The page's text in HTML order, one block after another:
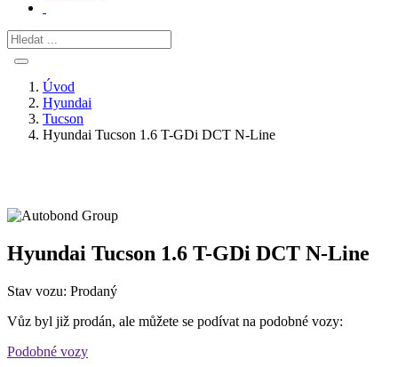
Úvod
Hyundai
Tucson
Hyundai Tucson 1.6 T-GDi DCT N-Line
Hyundai Tucson 1.6 T-GDi DCT N-Line
Stav vozu: Prodaný
Vůz byl již prodán, ale můžete se podívat na podobné vozy:
Podobné vozy